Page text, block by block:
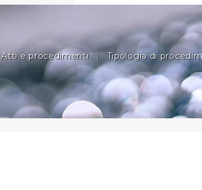
Atti e procedimenti | Tipologia di